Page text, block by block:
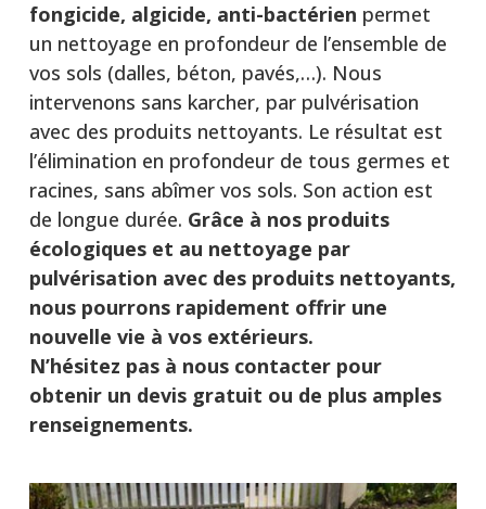
fongicide, algicide, anti-bactérien permet
un nettoyage en profondeur de l’ensemble de
vos sols (dalles, béton, pavés,…). Nous
intervenons sans karcher, par pulvérisation
avec des produits nettoyants. Le résultat est
l’élimination en profondeur de tous germes et
racines, sans abîmer vos sols. Son action est
de longue durée. Grâce à nos produits
écologiques et au nettoyage par
pulvérisation avec des produits nettoyants,
nous pourrons rapidement offrir une
nouvelle vie à vos extérieurs.
N’hésitez pas à nous contacter pour
obtenir un devis gratuit ou de plus amples
renseignements.